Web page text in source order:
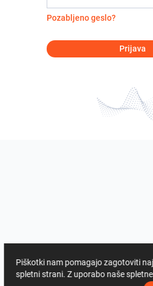
Pozabljeno geslo?
Prijava
Piškotki nam pomagajo zagotoviti
spletni strani. Z uporabo naše